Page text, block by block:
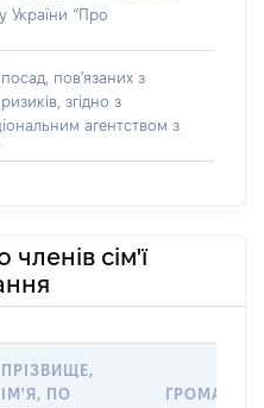
України “Про
пов'язаних з
згідно з
агентством з
сім'ї
ПРІЗВИЩЕ,
ІМ'Я, ПО